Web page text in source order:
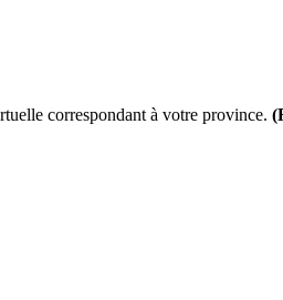
correspondant à votre province.